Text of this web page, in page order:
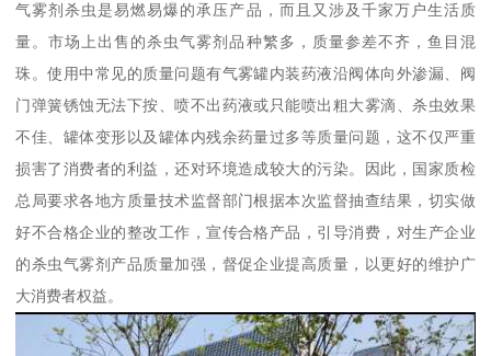
气雾剂杀虫是易燃易爆的承压产品，而且又涉及千家万户生活质
量。市场上出售的杀虫气雾剂品种繁多，质量参差不齐，鱼目混
珠。使用中常见的质量问题有气雾罐内装药液沿阀体向外渗漏、阀
门弹簧锈蚀无法下按、喷不出药液或只能喷出粗大雾滴、杀虫效果
不佳、罐体变形以及罐体内残余药量过多等质量问题，这不仅严重
损害了消费者的利益，还对环境造成较大的污染。因此，国家质检
总局要求各地方质量技术监督部门根据本次监督抽查结果，切实做
好不合格企业的整改工作，宣传合格产品，引导消费，对生产企业
的杀虫气雾剂产品质量加强，督促企业提高质量，以更好的维护广
大消费者权益。